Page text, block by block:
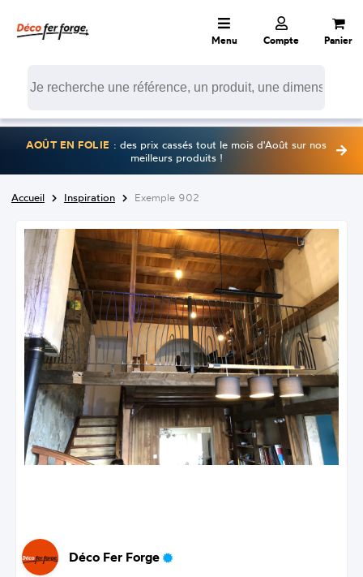
Menu Compte Panier
AOÛT EN FOLIE : des prix cassés tout le mois d'Août sur nos
meilleurs produits !
Accueil Inspiration Exemple 902
Déco Fer Forge